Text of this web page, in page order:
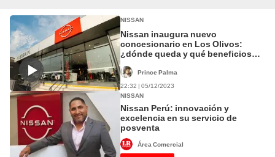
NISSAN
Nissan inaugura nuevo
concesionario en Los Olivos:
¿dónde queda y qué beneficios
Prince Palma
22:32 | 05/12/2023
NISSAN
Nissan Perú: innovación y
excelencia en su servicio de
posventa
Área Comercial